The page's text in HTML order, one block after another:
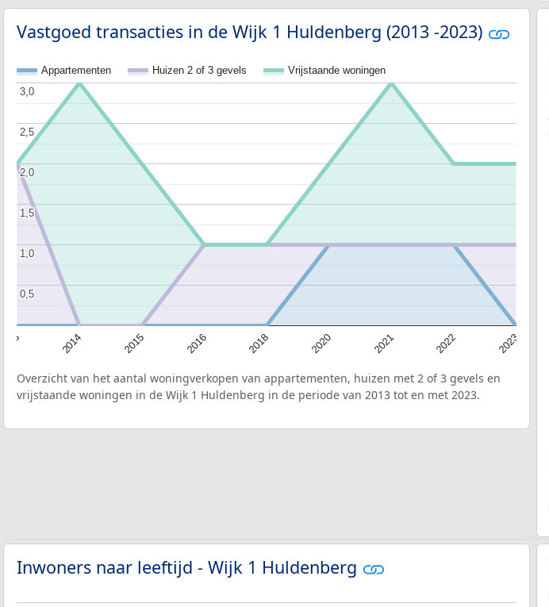
Vastgoed transacties in de Wijk 1 Huldenberg (2013 -2023)
Appartementen Huizen 2 of 3 gevels Vrijstaande woningen
2014 2015 2016 2018 2020 2021 2022 2023
0,5
0,5
1,0
1,0
1,5
1,5
2,0
2,0
2,5
2,5
3,0
3,0
Overzicht van het aantal woningverkopen van appartementen, huizen met 2 of 3 gevels en
vrijstaande woningen in de Wijk 1 Huldenberg in de periode van 2013 tot en met 2023.
Inwoners naar leeftijd - Wijk 1 Huldenberg